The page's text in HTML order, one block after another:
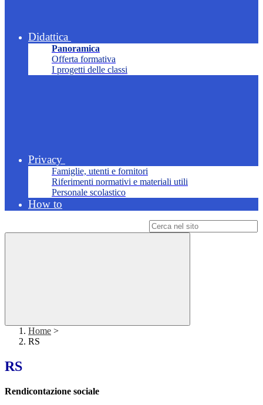
Didattica
Panoramica
Offerta formativa
I progetti delle classi
Privacy
Famiglie, utenti e fornitori
Riferimenti normativi e materiali utili
Personale scolastico
How to
Home >
RS
RS
Rendicontazione sociale